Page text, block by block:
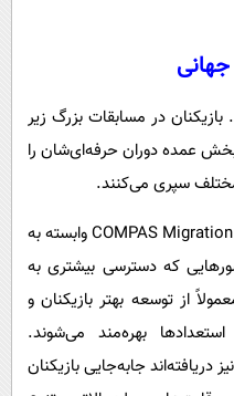
در مسابقات بزرگ زیر
عمده دوران حرفه‌ای‌شان را
سپری می‌کنند.
مطالعات Phys.org و COMPAS Migration Observatory وابسته به
که دسترسی بیشتری به
از توسعه بهتر بازیکنان و
بهره‌مند می‌شوند.
جابه‌جایی بازیکنان